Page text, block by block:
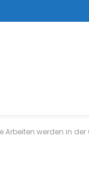
werden in der